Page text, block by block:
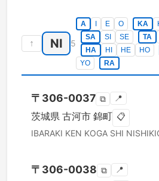
↑ NI 5
A E O KA
SA
SI SE TA
HA
HI HE HO
YO
RA
〒 306-0037 ⧉ 📍
茨城県 古河市 錦町 📋
IBARAKI KEN KOGA SHI
〒 306-0038 ⧉ 📍